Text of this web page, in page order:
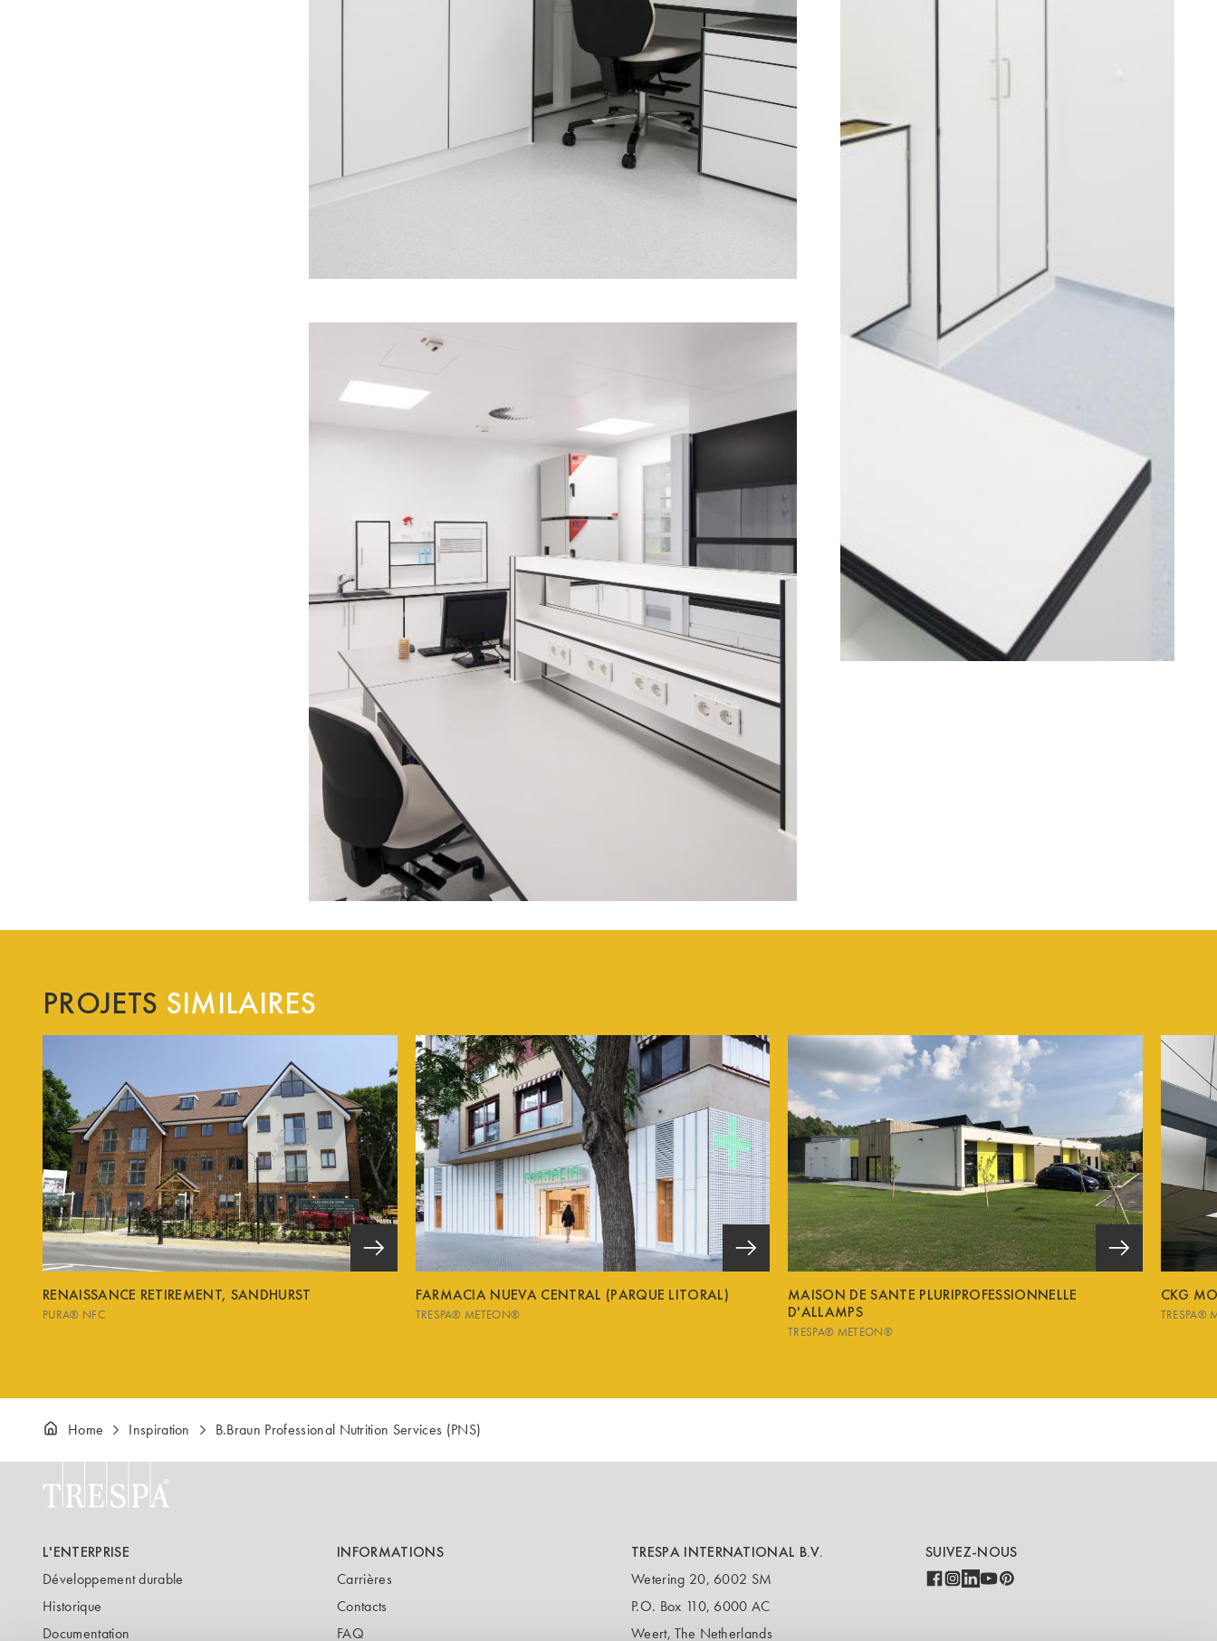
PROJETS SIMILAIRES
RENAISSANCE RETIREMENT, SANDHURST
PURA® NFC
FARMACIA NUEVA CENTRAL (PARQUE LITORAL)
TRESPA® METEON®
MAISON DE SANTE PLURIPROFESSIONNELLE
D'ALLAMPS
TRESPA® METEON®
CKG
TRESPA®
Home Inspiration B.Braun Professional Nutrition Services (PNS)
SUIVEZ-NOUS
L'ENTERPRISE
Développement durable
Historique
Documentation
INFORMATIONS
Carrières
Contacts
FAQ
TRESPA INTERNATIONAL B.V.
Wetering 20, 6002 SM
P.O. Box 110, 6000 AC
Weert, The Netherlands